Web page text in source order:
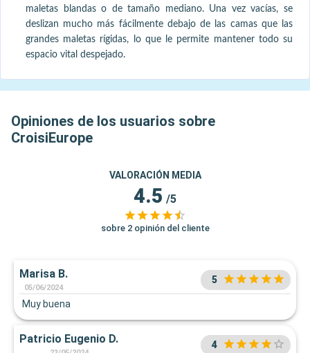
maletas blandas o de tamaño mediano. Una vez vacías, se
deslizan mucho más fácilmente debajo de las camas que las
grandes maletas rígidas, lo que le permite mantener todo su
espacio vital despejado.
Opiniones de los usuarios sobre
CroisiEurope
VALORACIÓN MEDIA
4.5 /5
sobre 2 opinión del cliente
Marisa B.
05/06/2024
5
Muy buena
Patricio Eugenio D. 4